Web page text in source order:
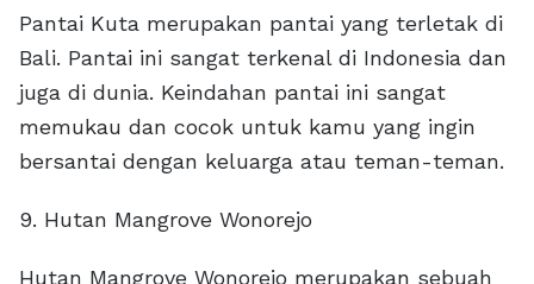
Pantai Kuta merupakan pantai yang terletak di
Bali. Pantai ini sangat terkenal di Indonesia dan
juga di dunia. Keindahan pantai ini sangat
memukau dan cocok untuk kamu yang ingin
bersantai dengan keluarga atau teman-teman.
9. Hutan Mangrove Wonorejo
Hutan Mangrove Wonorejo merupakan sebuah